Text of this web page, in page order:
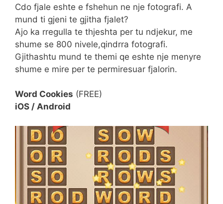
Cdo fjale eshte e fshehun ne nje fotografi. A
mund ti gjeni te gjitha fjalet?
Ajo ka rregulla te thjeshta per tu ndjekur, me
shume se 800 nivele,qindrra fotografi.
Gjithashtu mund te themi qe eshte nje menyre
shume e mire per te permiresuar fjalorin.
Word Cookies (FREE)
iOS / Android